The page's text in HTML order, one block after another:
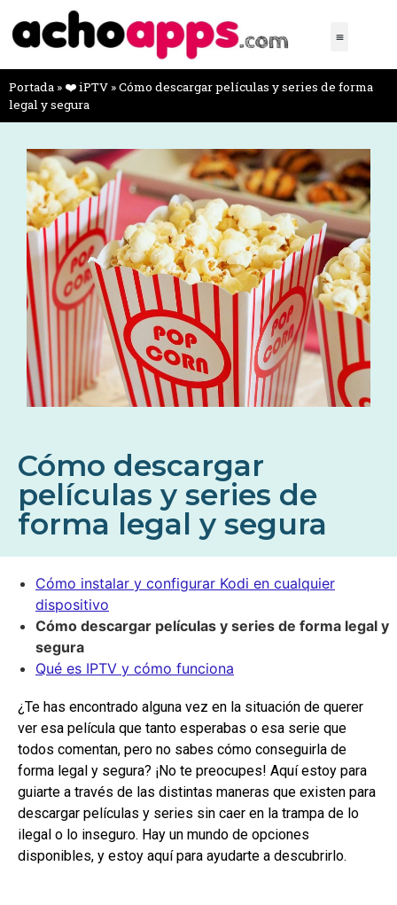
Portada » ❤️ iPTV »Cómo descargar películas y series de forma
legal y segura
Cómo descargar
películas y series de
forma legal y segura
Cómo instalar y configurar Kodi en cualquier
dispositivo
Cómo descargar películas y series de forma legal y
segura
Qué es IPTV y cómo funciona
¿Te has encontrado alguna vez en la situación de querer
ver esa película que tanto esperabas o esa serie que
todos comentan, pero no sabes cómo conseguirla de
forma legal y segura? ¡No te preocupes! Aquí estoy para
guiarte a través de las distintas maneras que existen para
descargar películas y series sin caer en la trampa de lo
ilegal o lo inseguro. Hay un mundo de opciones
disponibles, y estoy aquí para ayudarte a descubrirlo.